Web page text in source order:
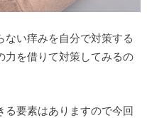
い痒みを自分で対策する
力を借りて対策してみるの
る要素はありますので今回